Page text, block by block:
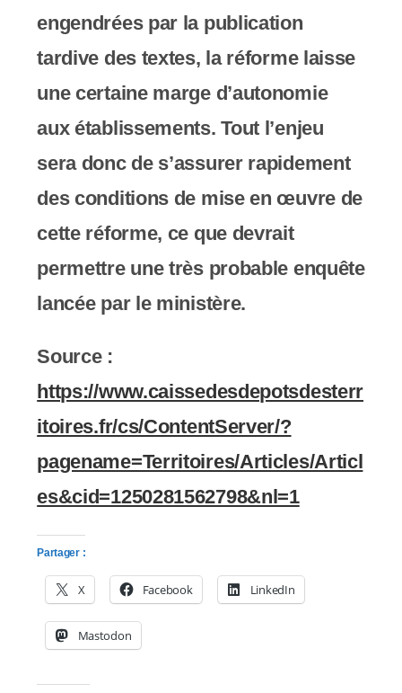
engendrées par la publication
tardive des textes, la réforme laisse
une certaine marge d’autonomie
aux établissements. Tout l’enjeu
sera donc de s’assurer rapidement
des conditions de mise en œuvre de
cette réforme, ce que devrait
permettre une très probable enquête
lancée par le ministère.
Source :
https://www.caissedesdepotsdesterr
itoires.fr/cs/ContentServer/?
pagename=Territoires/Articles/Articl
es&cid=1250281562798&nl=1
Partager :
X Facebook LinkedIn
Mastodon